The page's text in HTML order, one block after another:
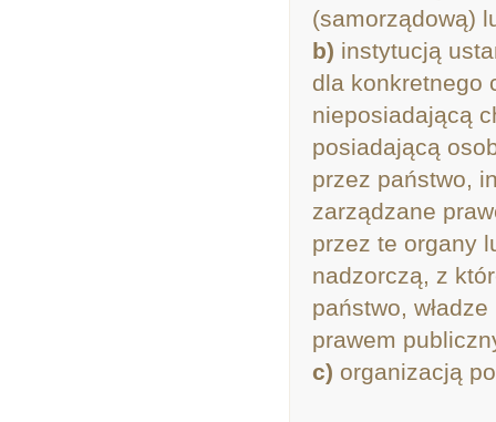
(samorządową)
b) instytucją
dla konkretnego
nieposiadającą
posiadającą
przez państwo,
zarządzane
przez te organy
nadzorczą, z
państwo,
prawem
c) organizacją